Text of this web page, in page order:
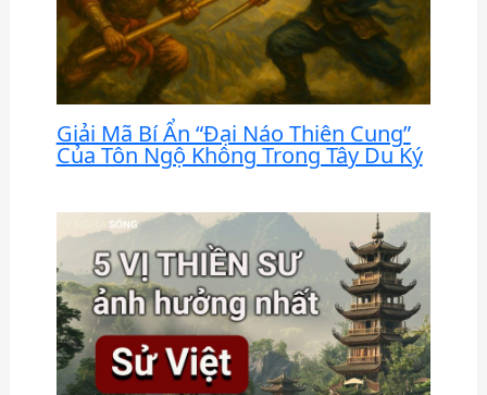
Giải Mã Bí Ẩn “Đại Náo Thiên Cung”
Của Tôn Ngộ Không Trong Tây Du Ký